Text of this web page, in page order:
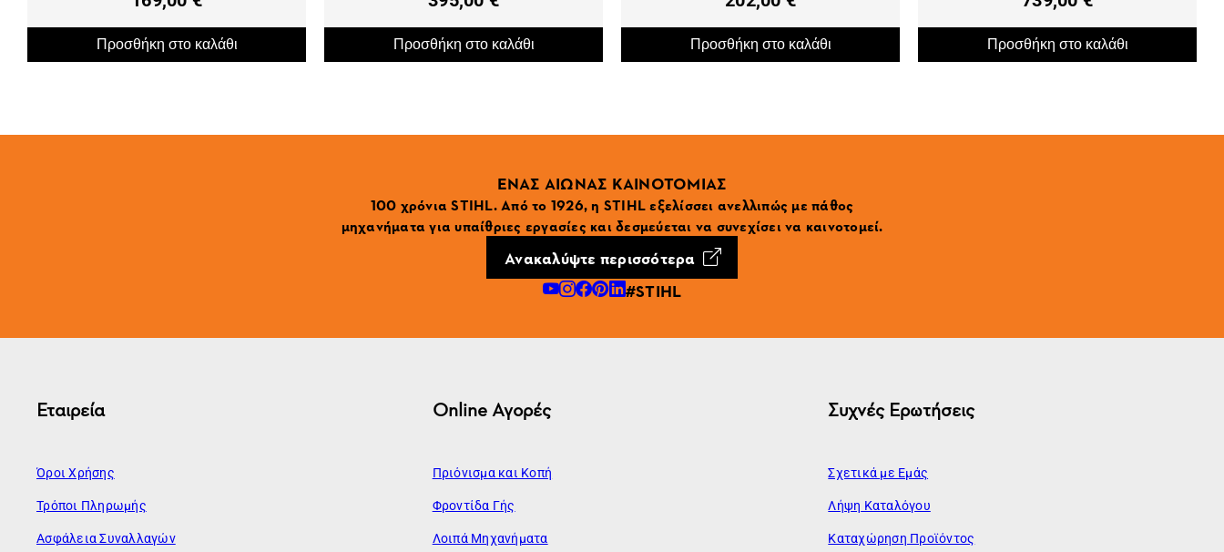
Προσθήκη στο καλάθι Προσθήκη στο καλάθι Προσθήκη στο καλάθι Προσθήκη στο καλάθι
ΕΝΑΣ ΑΙΩΝΑΣ ΚΑΙΝΟΤΟΜΙΑΣ
100 χρόνια STIHL. Από το 1926, η STIHL εξελίσσει ανελλιπώς με πάθος
μηχανήματα για υπαίθριες εργασίες και δεσμεύεται να συνεχίσει να καινοτομεί.
Ανακαλύψτε περισσότερα
#STIHL
Εταιρεία
Όροι Χρήσης
Τρόποι Πληρωμής
Ασφάλεια Συναλλαγών
Online Αγορές
Πριόνισμα και Κοπή
Φροντίδα Γής
Λοιπά Μηχανήματα
Συχνές Ερωτήσεις
Σχετικά με Εμάς
Λήψη Καταλόγου
Καταχώρηση Προϊόντος